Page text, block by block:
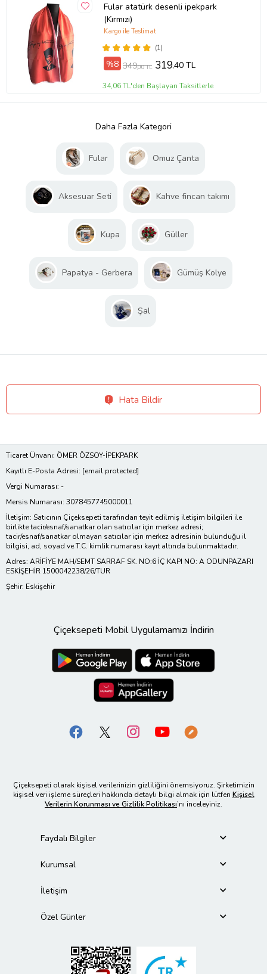
Fular atatürk desenli ipekpark
(Kırmızı)
(1)
Kargo ile Teslimat
%8 349,00 TL 319,40 TL
34,06 TL'den Başlayan Taksitlerle
Daha Fazla Kategori
Fular Omuz Çanta
Aksesuar Seti Kahve fincan takımı
Kupa Güller
Papatya - Gerbera Gümüş Kolye
Şal
Hata Bildir
Ticaret Ünvanı: ÖMER ÖZSOY-İPEKPARK
Kayıtlı E-Posta Adresi: [email protected]
Vergi Numarası: -
Mersis Numarası: 3078457745000011
İletişim: Satıcının Çiçeksepeti tarafından teyit edilmiş iletişim bilgileri ile
birlikte tacir/esnaf/sanatkar olan satıcılar için merkez adresi;
tacir/esnaf/sanatkar olmayan satıcılar için merkez adresinin bulunduğu il
bilgisi, ad, soyad ve T.C. kimlik numarası kayıt altında bulunmaktadır.
Adres: ARİFİYE MAH/SEMT SARRAF SK. NO:6 İÇ KAPI NO: A ODUNPAZARI
ESKİŞEHİR 1500042238/26/TUR
Şehir: Eskişehir
Çiçeksepeti Mobil Uygulamamızı İndirin
Çiçeksepeti olarak kişisel verilerinizin gizliliğini önemsiyoruz. Şirketimizin
kişisel veri işleme süreçleri hakkında detaylı bilgi almak için lütfen Kişisel
Verilerin Korunması ve Gizlilik Politikası’nı inceleyiniz.
Faydalı Bilgiler
Kurumsal
İletişim
Özel Günler